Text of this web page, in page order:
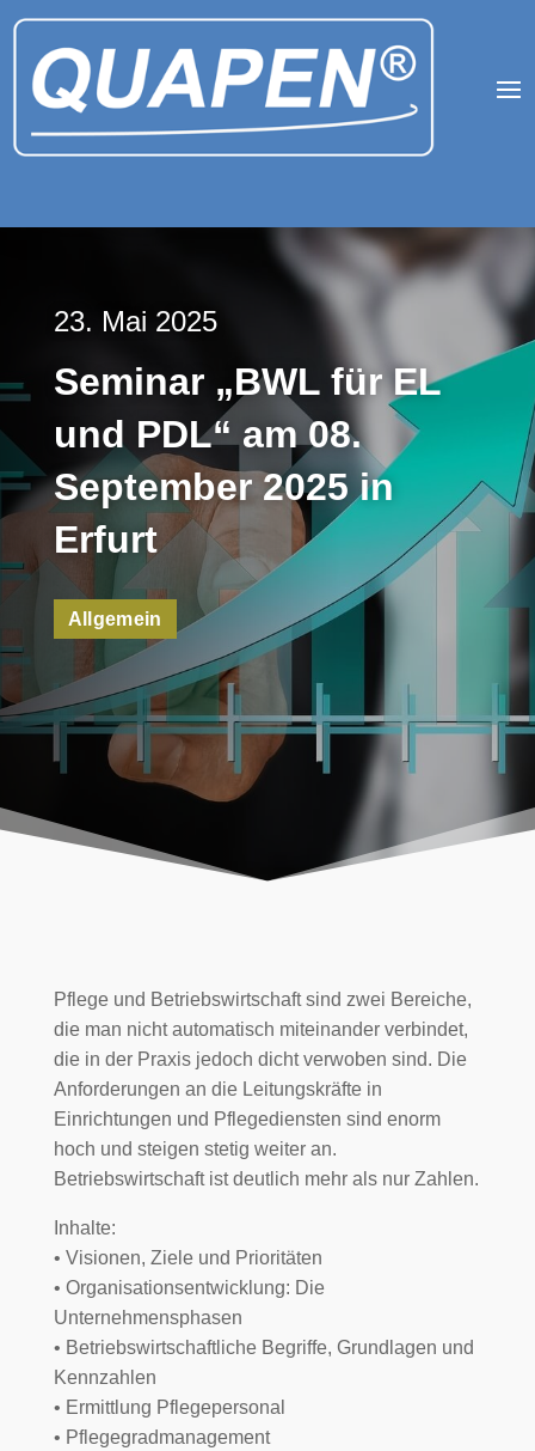
23. Mai 2025
Seminar „BWL für EL
und PDL“ am 08.
September 2025 in
Erfurt
Allgemein
Pflege und Betriebswirtschaft sind zwei Bereiche,
die man nicht automatisch miteinander verbindet,
die in der Praxis jedoch dicht verwoben sind. Die
Anforderungen an die Leitungskräfte in
Einrichtungen und Pflegediensten sind enorm
hoch und steigen stetig weiter an.
Betriebswirtschaft ist deutlich mehr als nur Zahlen.
Inhalte:
• Visionen, Ziele und Prioritäten
• Organisationsentwicklung: Die
Unternehmensphasen
• Betriebswirtschaftliche Begriffe, Grundlagen und
Kennzahlen
• Ermittlung Pflegepersonal
• Pflegegradmanagement